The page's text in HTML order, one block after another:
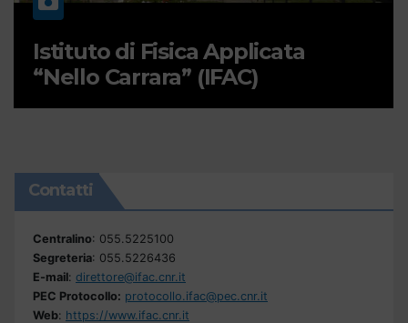
Istituto di Fisica Applicata
“Nello Carrara” (IFAC)
Contatti
Centralino: 055.5225100
Segreteria: 055.5226436
E-mail: direttore@ifac.cnr.it
PEC Protocollo: protocollo.ifac@pec.cnr.it
Web: https://www.ifac.cnr.it